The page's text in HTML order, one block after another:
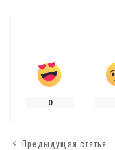
0
Предыдущая статья